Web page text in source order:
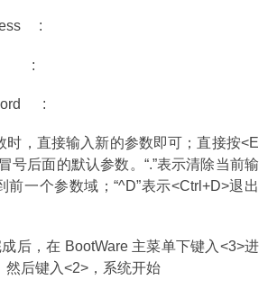
:
:
:
时，直接输入新的参数即可；直接按<E
号后面的默认参数。“.”表示清除当前输
前一个参数域；“^D”表示<Ctrl+D>退出
后，在 BootWare 主菜单下键入<3>进
然后键入<2>，系统开始